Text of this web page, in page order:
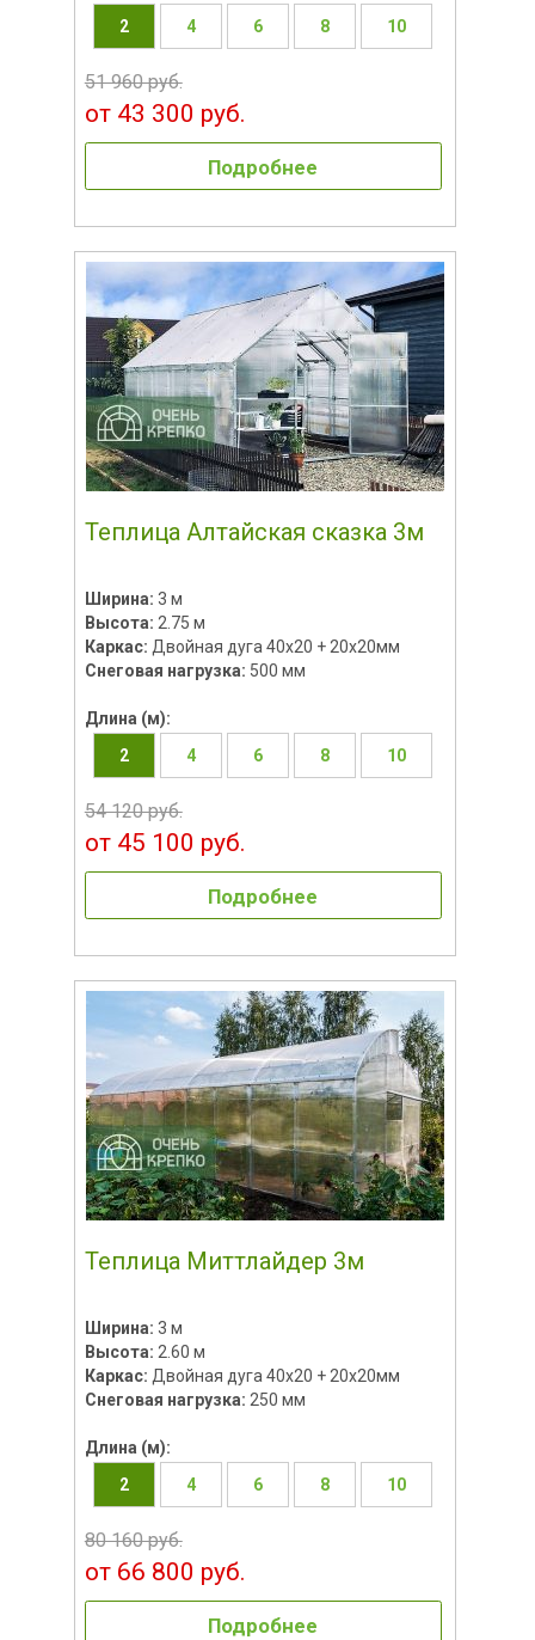
2
4 6 8 10
51 960 руб.
от 43 300 руб.
Подробнее
Теплица Алтайская сказка 3м
Ширина: 3 м
Высота: 2.75 м
Каркас: Двойная дуга 40х20 + 20х20мм
Снеговая нагрузка: 500 мм
Длина (м):
2
4 6 8 10
54 120 руб.
от 45 100 руб.
Подробнее
Теплица Миттлайдер 3м
Ширина: 3 м
Высота: 2.60 м
Каркас: Двойная дуга 40х20 + 20х20мм
Снеговая нагрузка: 250 мм
Длина (м):
2
4 6 8 10
80 160 руб.
от 66 800 руб.
Подробнее